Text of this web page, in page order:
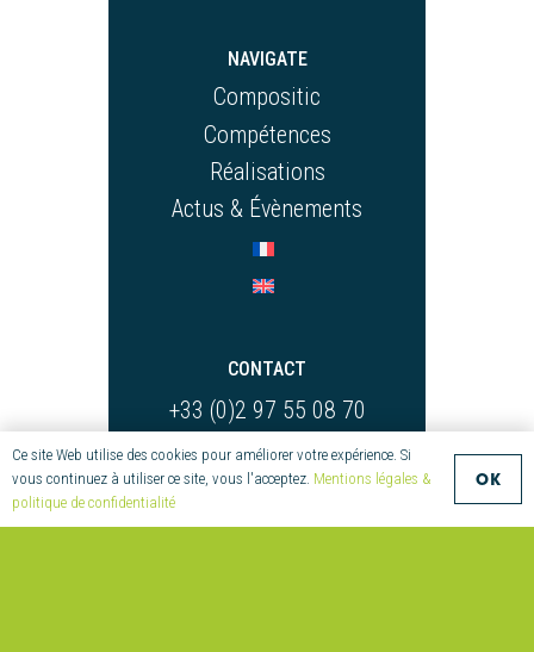
NAVIGATE
Compositic
Compétences
Réalisations
Actus & Évènements
CONTACT
+33 (0)2 97 55 08 70
compositic@univ-ubs.fr
Parc Technologique
Ce site Web utilise des cookies pour améliorer votre expérience. Si
vous continuez à utiliser ce site, vous l'acceptez. Mentions légales &
politique de confidentialité
OK